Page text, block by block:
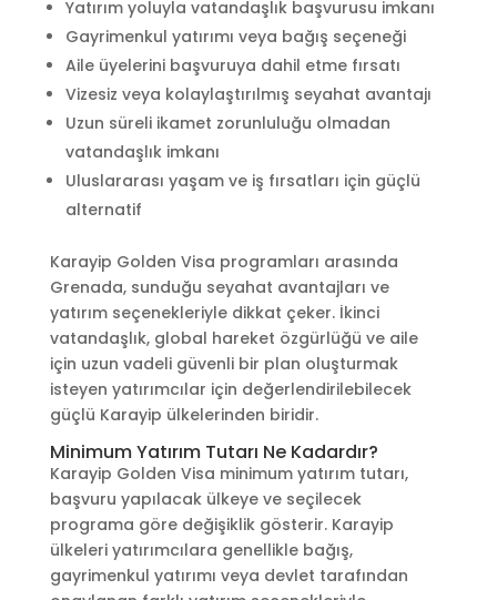
Yatırım yoluyla vatandaşlık başvurusu imkanı
Gayrimenkul yatırımı veya bağış seçeneği
Aile üyelerini başvuruya dahil etme fırsatı
Vizesiz veya kolaylaştırılmış seyahat avantajı
Uzun süreli ikamet zorunluluğu olmadan
vatandaşlık imkanı
Uluslararası yaşam ve iş fırsatları için güçlü
alternatif
Karayip Golden Visa programları arasında
Grenada, sunduğu seyahat avantajları ve
yatırım seçenekleriyle dikkat çeker. İkinci
vatandaşlık, global hareket özgürlüğü ve aile
için uzun vadeli güvenli bir plan oluşturmak
isteyen yatırımcılar için değerlendirilebilecek
güçlü Karayip ülkelerinden biridir.
Minimum Yatırım Tutarı Ne Kadardır?
Karayip Golden Visa minimum yatırım tutarı,
başvuru yapılacak ülkeye ve seçilecek
programa göre değişiklik gösterir. Karayip
ülkeleri yatırımcılara genellikle bağış,
gayrimenkul yatırımı veya devlet tarafından